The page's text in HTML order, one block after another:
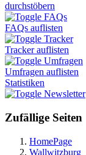
durchstöbern
FAQs
FAQs auflisten
Tracker
Tracker auflisten
Umfragen
Umfragen auflisten
Statistiken
Newsletter
Zufällige Seiten
HomePage
Wallwitzburg